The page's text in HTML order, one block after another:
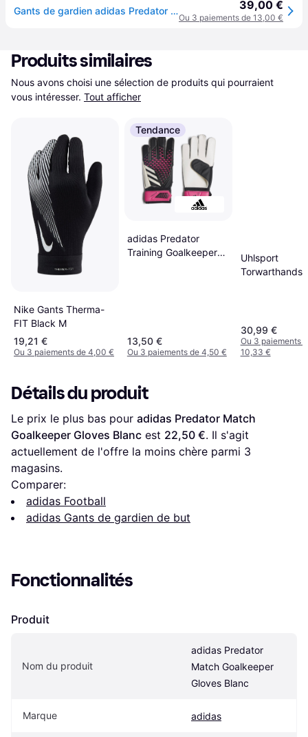
Gants de gardien adidas Predator Match - Blanc 39,00 €
Ou 3 paiements de 13,00 €
Produits similaires
Nous avons choisi une sélection de produits qui pourraient
vous intéresser. Tout afficher
Nike Gants Therma-
FIT Black M
19,21 €
Ou 3 paiements de 4,00 €
Tendance
adidas Predator
Training Goalkeeper
13,50 €
Ou 3 paiements de 4,50 €
Uhlsport
30,99 €
Ou 3 paiements
10,33 €
Détails du produit
Le prix le plus bas pour adidas Predator Match
Goalkeeper Gloves Blanc est 22,50 €. Il s'agit
actuellement de l'offre la moins chère parmi 3
magasins.
Comparer:
adidas Football
adidas Gants de gardien de but
Fonctionnalités
Produit
Nom du produit
adidas Predator
Match Goalkeeper
Gloves Blanc
Marque adidas